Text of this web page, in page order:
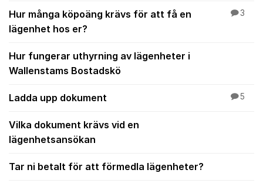
Hur många köpoäng krävs för att få en
lägenhet hos er?
3
Hur fungerar uthyrning av lägenheter i
Wallenstams Bostadskö
Ladda upp dokument 5
Vilka dokument krävs vid en
lägenhetsansökan
Tar ni betalt för att förmedla lägenheter?